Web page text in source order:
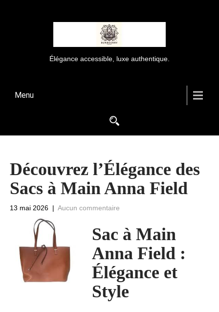
Élégance accessible, luxe authentique.
Menu
Découvrez l’Élégance des
Sacs à Main Anna Field
13 mai 2026 | Aucun commentaire
Sac à Main
Anna Field :
Élégance et
Style